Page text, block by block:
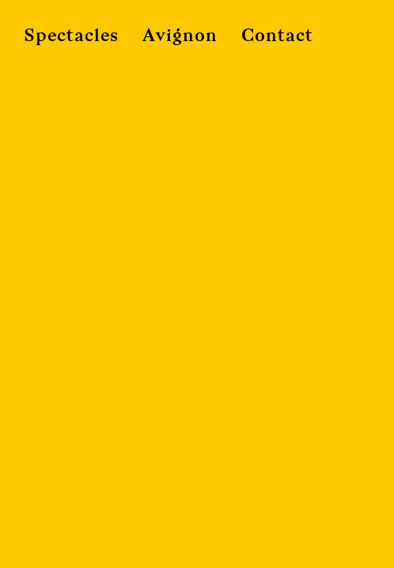
Spectacles Avignon Contact